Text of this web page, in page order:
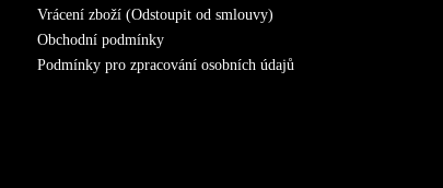
Vrácení zboží (Odstoupit od smlouvy)
Obchodní podmínky
Podmínky pro zpracování osobních údajů